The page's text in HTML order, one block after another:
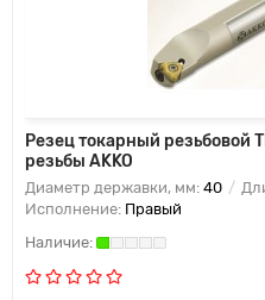
Резец токарный резьбовой
резьбы AKKO
Диаметр державки, мм: 40
Исполнение: Правый